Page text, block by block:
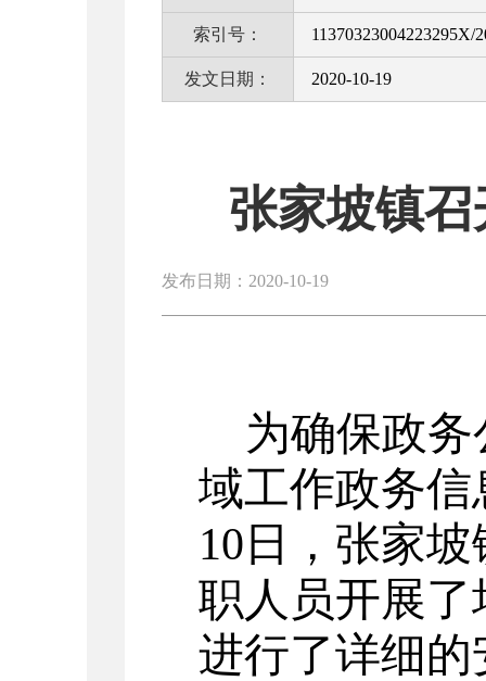
索引号： 11370323004223295X/
发文日期： 2020-10-19
张家坡镇
发布日期：2020-10-19
为确保政
域工作政务信
10 日， 张家坡
职人员开展
进行了详细